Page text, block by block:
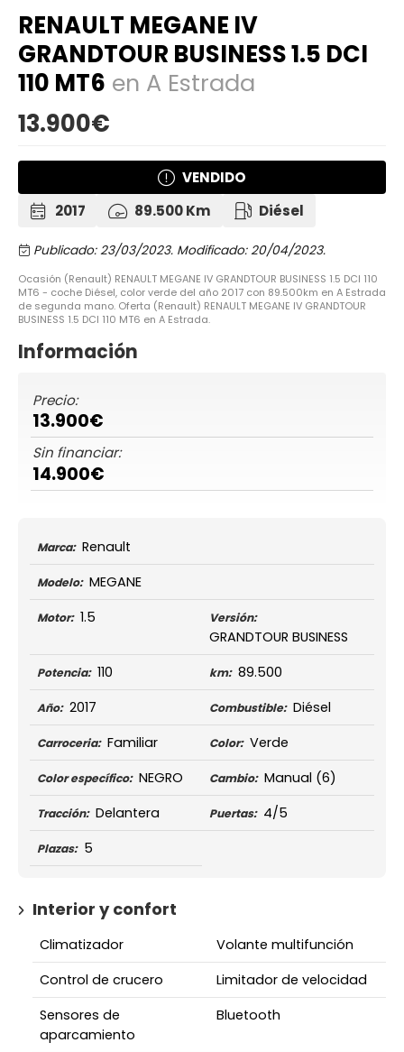
RENAULT MEGANE IV
GRANDTOUR BUSINESS 1.5 DCI
110 MT6 en A Estrada
13.900€
VENDIDO
2017
89.500 Km Diésel
Publicado: 23/03/2023. Modificado: 20/04/2023.
Ocasión (Renault) RENAULT MEGANE IV GRANDTOUR BUSINESS 1.5 DCI 110
MT6 - coche Diésel, color verde del año 2017 con 89.500km en A Estrada
de segunda mano. Oferta (Renault) RENAULT MEGANE IV GRANDTOUR
BUSINESS 1.5 DCI 110 MT6 en A Estrada.
Información
Precio:
13.900€
Sin financiar:
14.900€
Marca: Renault
Modelo: MEGANE
Motor: 1.5 Versión:
GRANDTOUR BUSINESS
Potencia: 110 km: 89.500
Año: 2017 Combustible: Diésel
Carroceria: Familiar Color: Verde
Color específico: NEGRO Cambio: Manual (6)
Tracción: Delantera Puertas: 4/5
Plazas: 5
Interior y confort
Climatizador
Volante multifunción
Control de crucero
Limitador de velocidad
Sensores de
aparcamiento
Bluetooth